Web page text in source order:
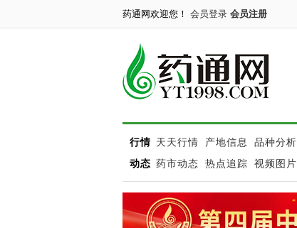
药通网欢迎您！ 会员登录 会员注册
行情 天天行情 产地信息
品种分析
动态 药市动态 热点追踪 视频图片